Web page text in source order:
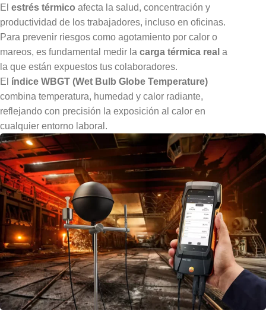
El estrés térmico afecta la salud, concentración y
productividad de los trabajadores, incluso en oficinas.
Para prevenir riesgos como agotamiento por calor o
mareos, es fundamental medir la carga térmica real a
la que están expuestos tus colaboradores.
El índice WBGT (Wet Bulb Globe Temperature)
combina temperatura, humedad y calor radiante,
reflejando con precisión la exposición al calor en
cualquier entorno laboral.